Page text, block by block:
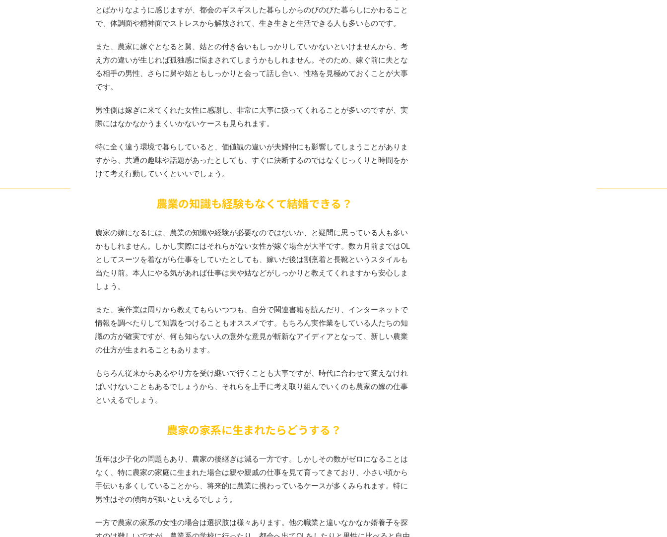
とばかりなように感じますが、都会のギスギスした暮らしからのびのびた暮らしにかわること
で、体調面や精神面でストレスから解放されて、生き生きと生活できる人も多いものです。
また、農家に嫁ぐとなると舅、姑との付き合いもしっかりしていかないといけませんから、考
え方の違いが生じれば孤独感に悩まされてしまうかもしれません。そのため、嫁ぐ前に夫とな
る相手の男性、さらに舅や姑ともしっかりと会って話し合い、性格を見極めておくことが大事
です。
男性側は嫁ぎに来てくれた女性に感謝し、非常に大事に扱ってくれることが多いのですが、実
際にはなかなかうまくいかないケースも見られます。
特に全く違う環境で暮らしていると、価値観の違いが夫婦仲にも影響してしまうことがありま
すから、共通の趣味や話題があったとしても、すぐに決断するのではなくじっくりと時間をか
けて考え行動していくといいでしょう。
農業の知識も経験もなくて結婚できる？
農家の嫁になるには、農業の知識や経験が必要なのではないか、と疑問に思っている人も多い
かもしれません。しかし実際にはそれらがない女性が嫁ぐ場合が大半です。数カ月前まではOL
としてスーツを着ながら仕事をしていたとしても、嫁いだ後は割烹着と長靴というスタイルも
当たり前。本人にやる気があれば仕事は夫や姑などがしっかりと教えてくれますから安心しま
しょう。
また、実作業は周りから教えてもらいつつも、自分で関連書籍を読んだり、インターネットで
情報を調べたりして知識をつけることもオススメです。もちろん実作業をしている人たちの知
識の方が確実ですが、何も知らない人の意外な意見が斬新なアイディアとなって、新しい農業
の仕方が生まれることもあります。
もちろん従来からあるやり方を受け継いで行くことも大事ですが、時代に合わせて変えなけれ
ばいけないこともあるでしょうから、それらを上手に考え取り組んでいくのも農家の嫁の仕事
といえるでしょう。
農家の家系に生まれたらどうする？
近年は少子化の問題もあり、農家の後継ぎは減る一方です。しかしその数がゼロになることは
なく、特に農家の家庭に生まれた場合は親や親戚の仕事を見て育ってきており、小さい頃から
手伝いも多くしていることから、将来的に農業に携わっているケースが多くみられます。特に
男性はその傾向が強いといえるでしょう。
一方で農家の家系の女性の場合は選択肢は様々あります。他の職業と違いなかなか婿養子を探